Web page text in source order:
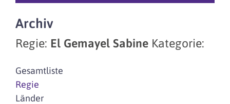
Archiv
Regie: El Gemayel Sabine Kategorie:
Gesamtliste
Regie
Länder